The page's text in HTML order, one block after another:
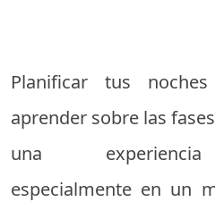
Planificar tus
aprender sobre las
una experiencia
especialmente en un